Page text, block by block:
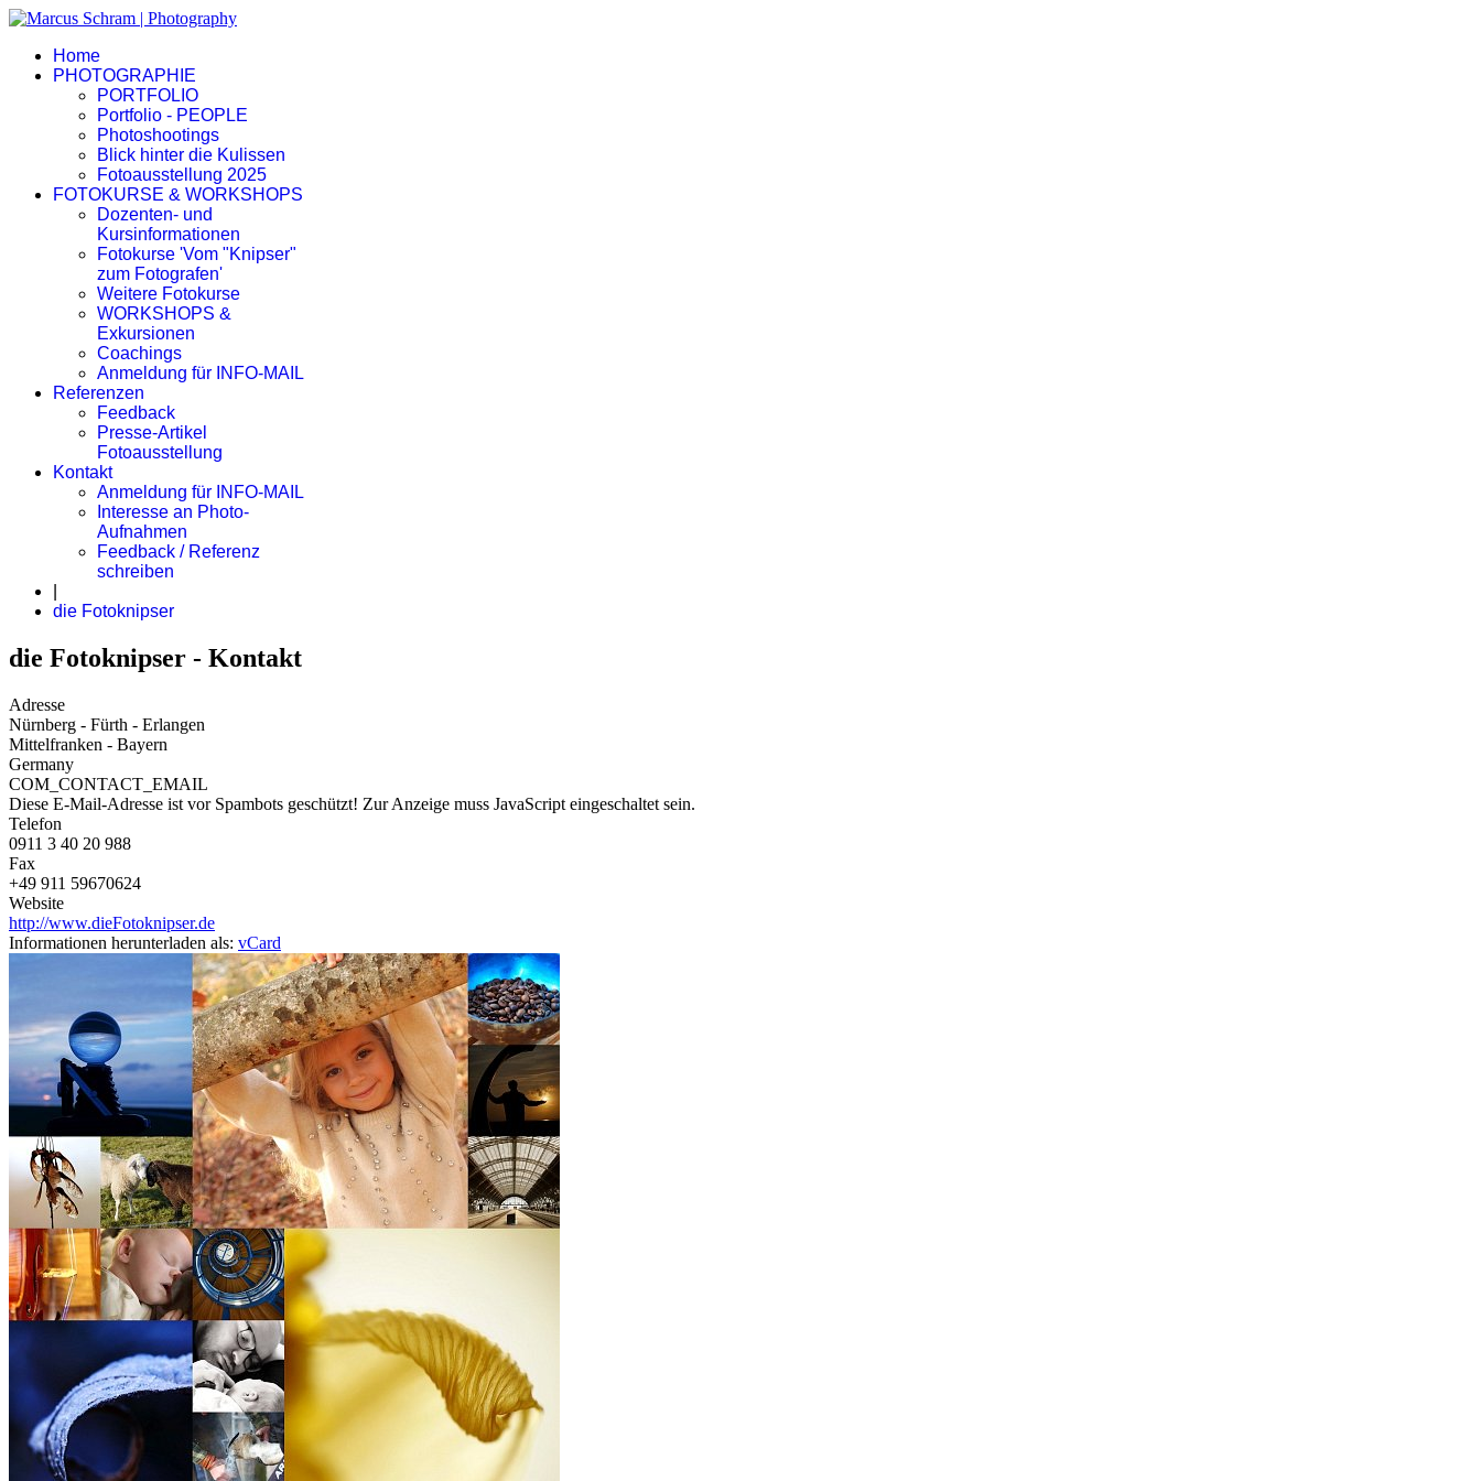
Home
PHOTOGRAPHIE
PORTFOLIO
Portfolio - PEOPLE
Photoshootings
Blick hinter die Kulissen
Fotoausstellung 2025
FOTOKURSE & WORKSHOPS
Dozenten- und
Kursinformationen
Fotokurse 'Vom "Knipser"
zum Fotografen'
Weitere Fotokurse
WORKSHOPS &
Exkursionen
Coachings
Anmeldung für INFO-MAIL
Referenzen
Feedback
Presse-Artikel
Fotoausstellung
Kontakt
Anmeldung für INFO-MAIL
Interesse an Photo-
Aufnahmen
Feedback / Referenz
schreiben
die Fotoknipser
die Fotoknipser - Kontakt
Adresse
Nürnberg - Fürth - Erlangen
Mittelfranken - Bayern
Germany
COM_CONTACT_EMAIL
Diese E-Mail-Adresse ist vor Spambots geschützt! Zur Anzeige muss JavaScript eingeschaltet sein.
Telefon
0911 3 40 20 988
Fax
+49 911 59670624
Website
http://www.dieFotoknipser.de
Informationen herunterladen als: vCard